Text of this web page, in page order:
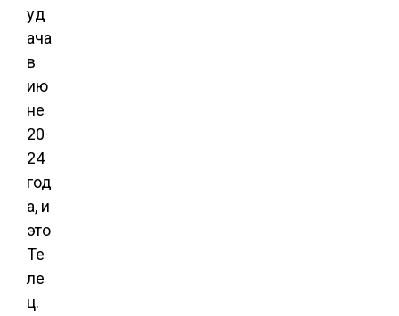
уд
ача
в
ию
не
20
24
год
а, и
это
Те
ле
ц.